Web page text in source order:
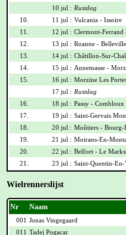
10 jul : Rustdag
10.
11 jul : Vulcania - Issoire
11.
12 jul : Clermont-Ferrand
12.
13 jul : Roanne -
13.
14 jul : Châtillon-Sur-
14.
15 jul : Annemasse -
15.
16 jul : Morzine Les
17 jul : Rustdag
16.
18 jul : Passy - Combloux
17.
19 jul : Saint-Gervais
18.
20 jul : Moûtiers - Bourg-
19.
21 jul : Moirans-En-
20.
22 jul : Belfort - Le
21.
23 jul : Saint-Quentin-En-
Wielrennerslijst
Nr Naam
001 Jonas Vingegaard
011 Tadej Pogacar